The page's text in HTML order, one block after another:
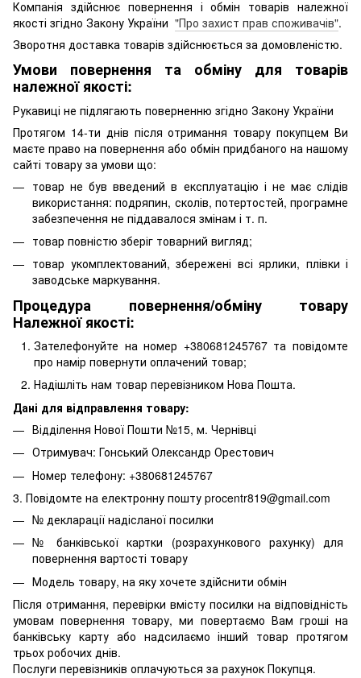
Компанія здійснює повернення і обмін товарів належної
якості згідно Закону України "Про захист прав споживачів".
Зворотня доставка товарів здійснюється за домовленістю.
Умови повернення та обміну для товарів
належної якості:
Рукавиці не підлягають поверненню згідно Закону України
Протягом 14-ти днів після отримання товару покупцем Ви
маєте право на повернення або обмін придбаного на нашому
сайті товару за умови що:
товар не був введений в експлуатацію і не має слідів
використання: подряпин, сколів, потертостей, програмне
забезпечення не піддавалося змінам і т. п.
товар повністю зберіг товарний вигляд;
товар укомплектований, збережені всі ярлики, плівки і
заводське маркування.
Процедура повернення/обміну товару
Належної якості:
Зателефонуйте на номер +380681245767 та повідомте
про намір повернути оплачений товар;
Надішліть нам товар перевізником Нова Пошта.
Дані для відправлення товару:
Відділення Нової Пошти №15, м. Чернівці
Отримувач: Гонський Олександр Орестович
Номер телефону: +380681245767
3. Повідомте на електронну пошту procentr819@gmail.com
№ декларації надісланої посилки
№ банківської картки (розрахункового рахунку) для
повернення вартості товару
Модель товару, на яку хочете здійснити обмін
Після отримання, перевірки вмісту посилки на відповідність
умовам повернення товару, ми повертаємо Вам гроші на
банківську карту або надсилаємо інший товар протягом
трьох робочих днів.
Послуги перевізників оплачуються за рахунок Покупця.